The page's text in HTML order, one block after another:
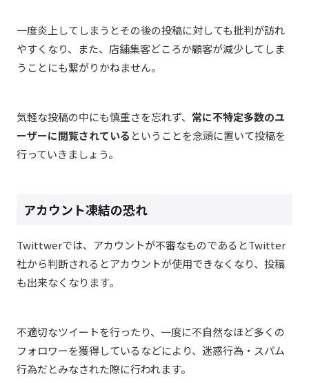
一度炎上してしまうとその後の投稿に対しても批判が訪れ
やすくなり、また、店舗集客どころか顧客が減少してしま
うことにも繋がりかねません。
気軽な投稿の中にも慎重さを忘れず、 常に不特定多数のユ
ーザーに閲覧されている ということを念頭に置いて投稿を
行っていきましょう。
アカウント凍結の恐れ
Twittwerでは、アカウントが不審なものであるとTwitter
社から判断されるとアカウントが使用できなくなり、投稿
も出来なくなります。
不適切なツイートを行ったり、一度に不自然なほど多くの
フォロワーを獲得しているなどにより、迷惑行為・スパム
行為だとみなされた際に行われます。